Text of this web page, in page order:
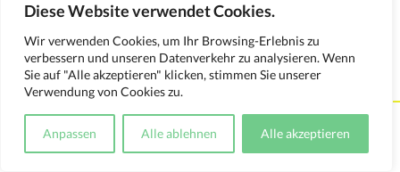
Diese Website verwendet Cookies.
Wir verwenden Cookies, um Ihr Browsing-Erlebnis zu
verbessern und unseren Datenverkehr zu analysieren. Wenn
Sie auf "Alle akzeptieren" klicken, stimmen Sie unserer
Verwendung von Cookies zu.
Anpassen Alle ablehnen Alle akzeptieren
Kontakt Impressum Datenschutzerklärung
Medienverwendungsnachweis